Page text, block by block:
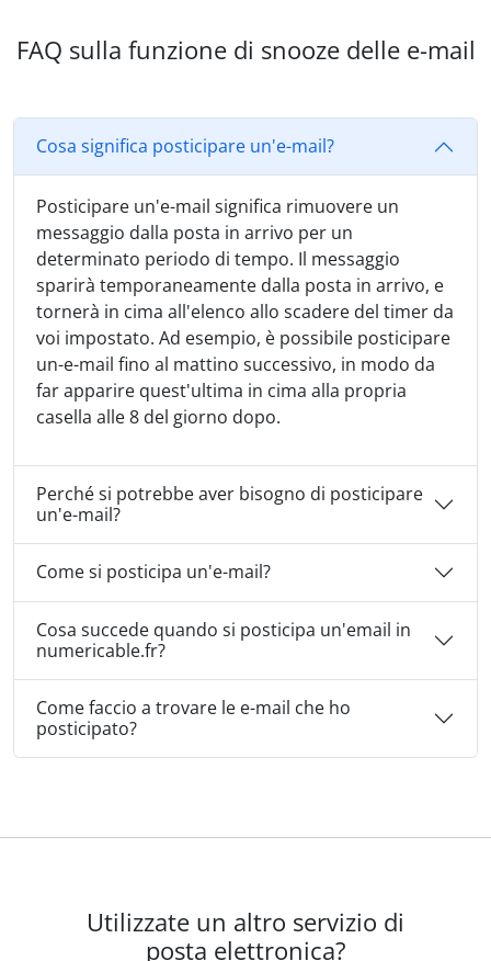
FAQ sulla funzione di snooze delle e-mail
Cosa significa posticipare un'e-mail?
Posticipare un'e-mail significa rimuovere un
messaggio dalla posta in arrivo per un
determinato periodo di tempo. Il messaggio
sparirà temporaneamente dalla posta in arrivo, e
tornerà in cima all'elenco allo scadere del timer da
voi impostato. Ad esempio, è possibile posticipare
un-e-mail fino al mattino successivo, in modo da
far apparire quest'ultima in cima alla propria
casella alle 8 del giorno dopo.
Perché si potrebbe aver bisogno di posticipare
un'e-mail?
Come si posticipa un'e-mail?
Cosa succede quando si posticipa un'email in
numericable.fr?
Come faccio a trovare le e-mail che ho
posticipato?
Utilizzate un altro servizio di
posta elettronica?